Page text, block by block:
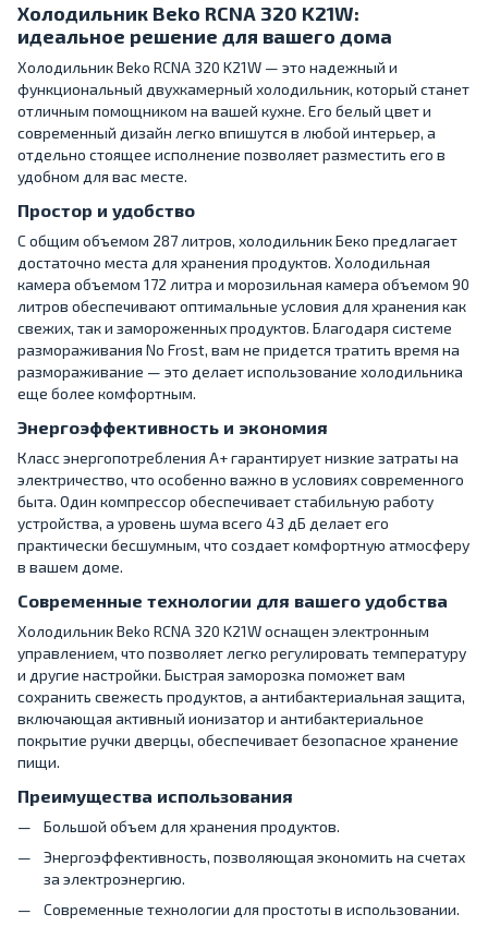
Холодильник Beko RCNA 320 K21W:
идеальное решение для вашего дома
Холодильник Beko RCNA 320 K21W — это надежный и
функциональный двухкамерный холодильник, который станет
отличным помощником на вашей кухне. Его белый цвет и
современный дизайн легко впишутся в любой интерьер, а
отдельно стоящее исполнение позволяет разместить его в
удобном для вас месте.
Простор и удобство
С общим объемом 287 литров, холодильник Беко предлагает
достаточно места для хранения продуктов. Холодильная
камера объемом 172 литра и морозильная камера объемом 90
литров обеспечивают оптимальные условия для хранения как
свежих, так и замороженных продуктов. Благодаря системе
размораживания No Frost, вам не придется тратить время на
размораживание — это делает использование холодильника
еще более комфортным.
Энергоэффективность и экономия
Класс энергопотребления A+ гарантирует низкие затраты на
электричество, что особенно важно в условиях современного
быта. Один компрессор обеспечивает стабильную работу
устройства, а уровень шума всего 43 дБ делает его
практически бесшумным, что создает комфортную атмосферу
в вашем доме.
Современные технологии для вашего удобства
Холодильник Beko RCNA 320 K21W оснащен электронным
управлением, что позволяет легко регулировать температуру
и другие настройки. Быстрая заморозка поможет вам
сохранить свежесть продуктов, а антибактериальная защита,
включающая активный ионизатор и антибактериальное
покрытие ручки дверцы, обеспечивает безопасное хранение
пищи.
Преимущества использования
Большой объем для хранения продуктов.
Энергоэффективность, позволяющая экономить на счетах
за электроэнергию.
Современные технологии для простоты в использовании.